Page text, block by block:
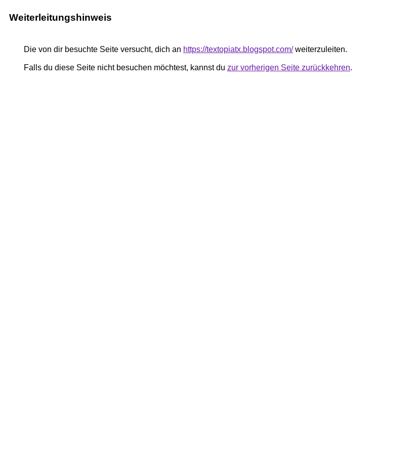
Weiterleitungshinweis
Die von dir besuchte Seite versucht, dich an https://textopiatx.blogspot.com/weiterzuleiten.
Falls du diese Seite nicht besuchen möchtest, kannst du zur vorherigen Seite zurückkehren.